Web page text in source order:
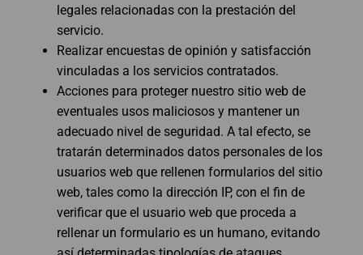
legales relacionadas con la prestación del
servicio.
Realizar encuestas de opinión y satisfacción
vinculadas a los servicios contratados.
Acciones para proteger nuestro sitio web de
eventuales usos maliciosos y mantener un
adecuado nivel de seguridad. A tal efecto, se
tratarán determinados datos personales de los
usuarios web que rellenen formularios del sitio
web, tales como la dirección IP, con el fin de
verificar que el usuario web que proceda a
rellenar un formulario es un humano, evitando